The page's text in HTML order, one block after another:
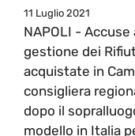
11 Luglio 2021
NAPOLI - Accuse
gestione dei
acquistate in
consigliera
dopo il
modello in Italia